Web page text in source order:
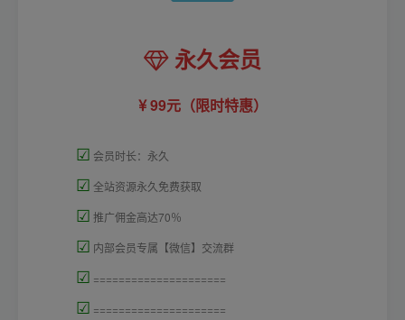
永久会员
99元（限时特惠）
☑ 会员时长：永久
☑ 全站资源永久免费获取
☑ 推广佣金高达70％
☑ 内部会员专属【微信】交流群
☑ =====================
☑ =====================